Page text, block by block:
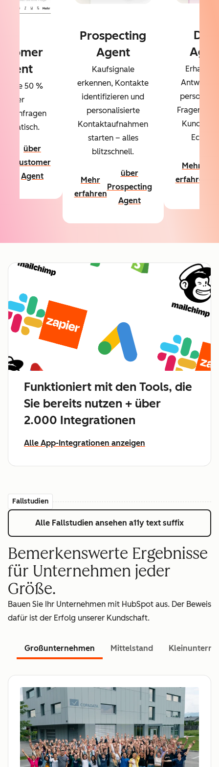
Sie 50 %
Ihrer
über
Customer
Agent
Prospecting
Agent
Kaufsignale
erkennen, Kontakte
identifizieren und
personalisierte
Kontaktaufnahmen
starten – alles
blitzschnell.
Mehr
erfahren
über
Prospecting
Agent
Erhalten
Fragen
Mehr
erfahren
Funktioniert mit den Tools, die
Sie bereits nutzen + über
2.000 Integrationen
Alle App-Integrationen anzeigen
Fallstudien
Alle Fallstudien ansehen a11y text suffix
Bemerkenswerte Ergebnisse
für Unternehmen jeder
Größe.
Bauen Sie Ihr Unternehmen mit HubSpot aus. Der Beweis
dafür ist der Erfolg unserer Kundschaft.
Großunternehmen Mittelstand